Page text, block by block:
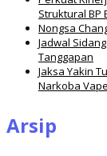
Struktural BP
Nongsa
Jadwal
Tanggapan
Jaksa Yakin
Narkoba Vape
Arsip